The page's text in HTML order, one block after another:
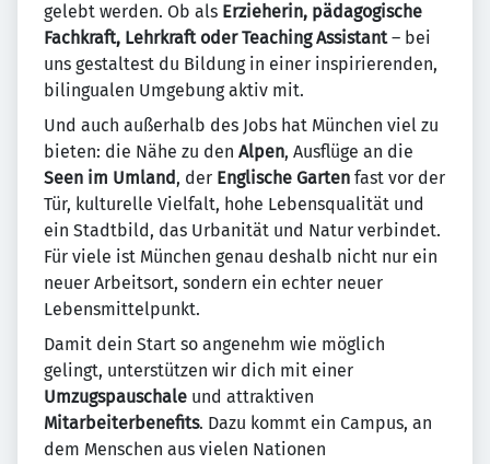
gelebt werden. Ob als Erzieherin, pädagogische
Fachkraft, Lehrkraft oder Teaching Assistant– bei
uns gestaltest du Bildung in einer inspirierenden,
bilingualen Umgebung aktiv mit.
Und auch außerhalb des Jobs hat München viel zu
bieten: die Nähe zu den Alpen, Ausflüge an die
Seen im Umland, der Englische Garten fast vor der
Tür, kulturelle Vielfalt, hohe Lebensqualität und
ein Stadtbild, das Urbanität und Natur verbindet.
Für viele ist München genau deshalb nicht nur ein
neuer Arbeitsort, sondern ein echter neuer
Lebensmittelpunkt.
Damit dein Start so angenehm wie möglich
gelingt, unterstützen wir dich mit einer
Umzugspauschale und attraktiven
Mitarbeiterbenefits. Dazu kommt ein Campus, an
dem Menschen aus vielen Nationen